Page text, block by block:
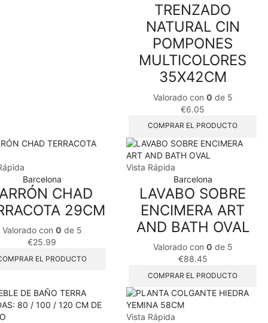
TRENZADO
NATURAL CIN
POMPONES
MULTICOLORES
35X42CM
Valorado con 0 de 5
€6.05
COMPRAR EL PRODUCTO
Barcelona
CHAD
29CM
Valorado con 0 de 5
€25.99
EL PRODUCTO
Vista Rápida
Barcelona
LAVABO SOBRE
ENCIMERA ART
AND BATH OVAL
Valorado con 0 de 5
€88.45
COMPRAR EL PRODUCTO
Vista Rápida